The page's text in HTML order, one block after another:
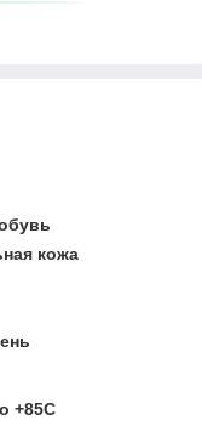
кожа
+85С